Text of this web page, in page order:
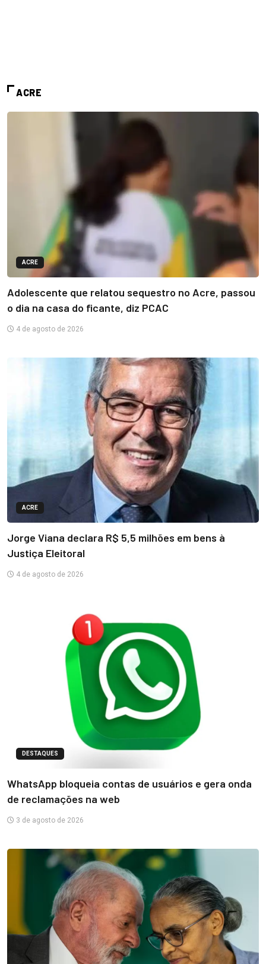
ACRE
ACRE
Adolescente que relatou sequestro no Acre, passou
o dia na casa do ficante, diz PCAC
4 de agosto de 2026
ACRE
Jorge Viana declara R$ 5,5 milhões em bens à
Justiça Eleitoral
4 de agosto de 2026
DESTAQUES
WhatsApp bloqueia contas de usuários e gera onda
de reclamações na web
3 de agosto de 2026